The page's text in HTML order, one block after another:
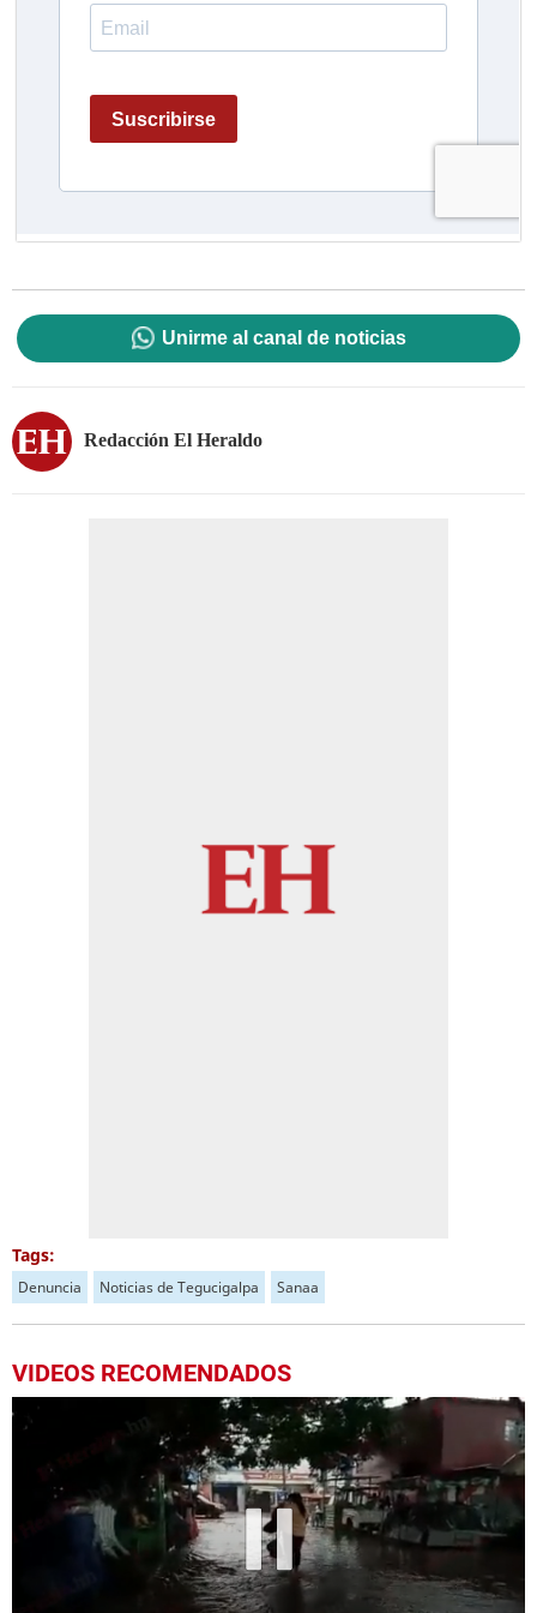
Unirme al canal de noticias
Redacción El Heraldo
Tags:
Denuncia Noticias de Tegucigalpa Sanaa
VIDEOS RECOMENDADOS